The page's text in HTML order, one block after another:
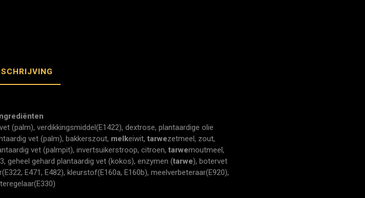
(palm), verdikkingsmiddel(E1422), dextrose, plantaardige olie
vet (palm), bakkerszout, melkeiwit, tarwezetmeel, zout,
vet (palmpit), invertsuikerstroop, citroen, tarwemoutmeel,
geheel gehard plantaardig vet (kokos), enzymen (tarwe), botervet
E471, E482), kleurstof(E160a, E160b), meelverbeteraar(E920),